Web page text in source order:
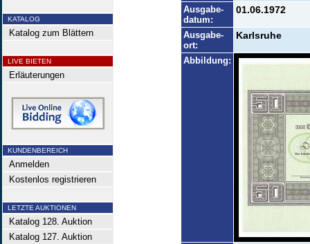
KATALOG
Katalog zum Blättern
LIVE BIETEN
Erläuterungen
KUNDENBEREICH
Anmelden
Kostenlos registrieren
LETZTE AUKTIONEN
Katalog 128. Auktion
Katalog 127. Auktion
Ausgabe-
datum:
01.06.1972
Ausgabe-
ort:
Karlsruhe
Abbildung: